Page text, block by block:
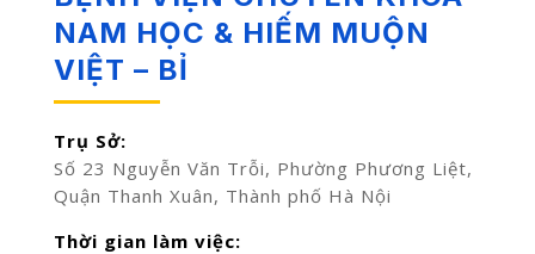
NAM HỌC & HIẾM MUỘN
VIỆT – BỈ
Trụ Sở:
Số 23 Nguyễn Văn Trỗi, Phường Phương Liệt,
Quận Thanh Xuân, Thành phố Hà Nội
Thời gian làm việc: